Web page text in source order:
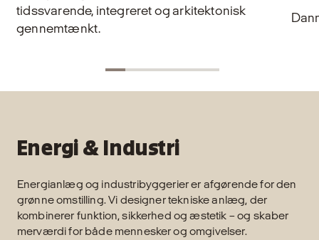
tidssvarende, integreret og arkitektonisk
gennemtænkt.
Energi & Industri
Energianlæg og industribyggerier er afgørende for den
grønne omstilling. Vi designer tekniske anlæg, der
kombinerer funktion, sikkerhed og æstetik – og skaber
merværdi for både mennesker og omgivelser.